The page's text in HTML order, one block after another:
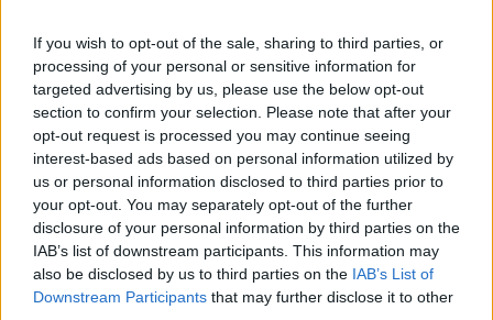
If you wish to opt-out of the sale, sharing to third parties, or
processing of your personal or sensitive information for
targeted advertising by us, please use the below opt-out
section to confirm your selection. Please note that after your
opt-out request is processed you may continue seeing
interest-based ads based on personal information utilized by
us or personal information disclosed to third parties prior to
your opt-out. You may separately opt-out of the further
disclosure of your personal information by third parties on the
IAB’s list of downstream participants. This information may
also be disclosed by us to third parties on the IAB’s List of
Downstream Participants that may further disclose it to other